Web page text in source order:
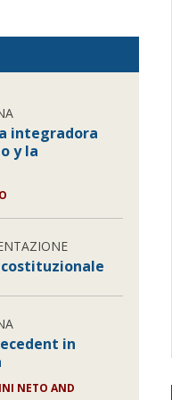
integradora
y la
costituzionale
in
NETO AND